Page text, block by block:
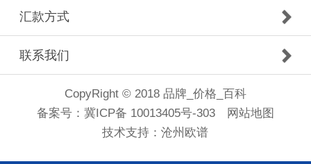
汇款方式
联系我们
CopyRight © 2018 品牌_价格_百科
备案号： 冀ICP备 10013405号-303
网站地图
技术支持：沧州欧谱